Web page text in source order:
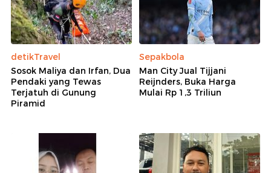
detikTravel
Sosok Maliya dan Irfan, Dua
Pendaki yang Tewas
Terjatuh di Gunung
Piramid
Sepakbola
Man City Jual Tijjani
Reijnders, Buka Harga
Mulai Rp 1,3 Triliun